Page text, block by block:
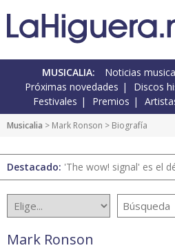
MUSICALIA: Noticias
Próximas novedades
Discos
Festivales
Premios
Musicalia > Mark Ronson > Biografía
Destacado: 'The wow! signal' es el
Mark Ronson